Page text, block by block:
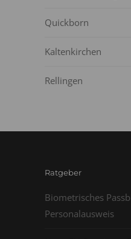
Quickborn
Kaltenkirchen
Rellingen
Ratgeber
Biometrisches
Personalausweis